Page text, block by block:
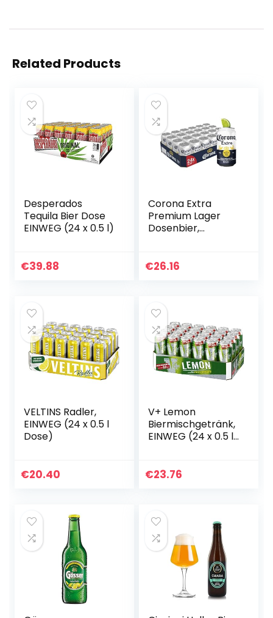
Related Products
Desperados
Tequila Bier Dose
EINWEG (24 x 0.5 l)
€39.88
Corona Extra
Premium Lager
Dosenbier,
Lager Bier (24 X
€26.16
VELTINS Radler,
EINWEG (24 x 0.5 l
Dose)
€20.40
V+ Lemon
Biermischgetränk,
EINWEG (24 x 0.5 l
€23.76